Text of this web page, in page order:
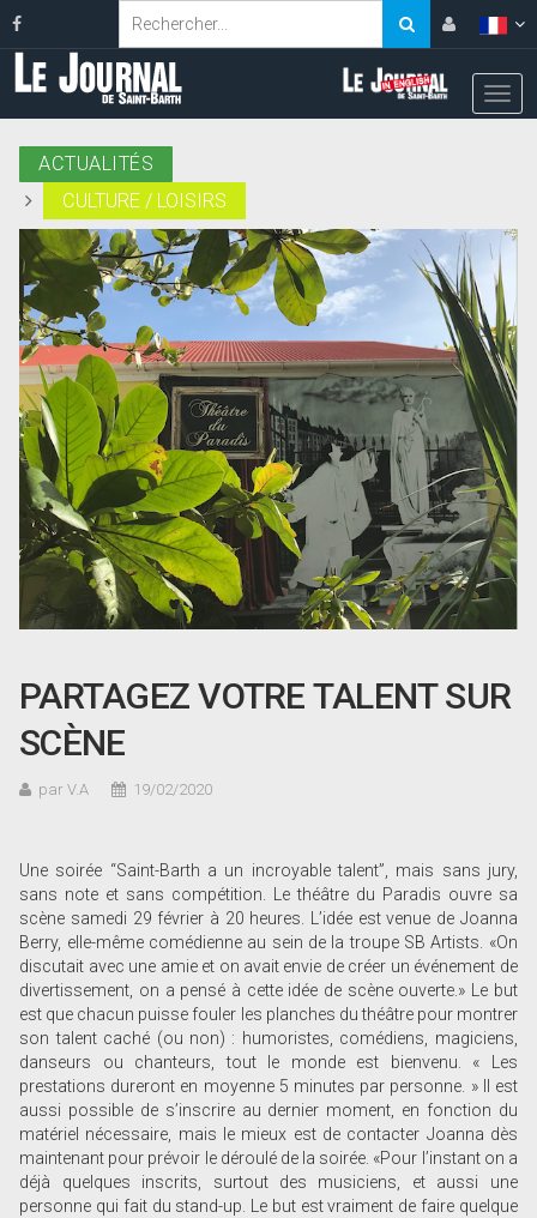
ACTUALITÉS
CULTURE / LOISIRS
PARTAGEZ VOTRE TALENT SUR
SCÈNE
par V.A 19/02/2020
Une soirée “Saint-Barth a un incroyable talent”, mais sans jury,
sans note et sans compétition. Le théâtre du Paradis ouvre sa
scène samedi 29 février à 20 heures. L’idée est venue de Joanna
Berry, elle-même comédienne au sein de la troupe SB Artists. «On
discutait avec une amie et on avait envie de créer un événement de
divertissement, on a pensé à cette idée de scène ouverte.» Le but
est que chacun puisse fouler les planches du théâtre pour montrer
son talent caché (ou non) : humoristes, comédiens, magiciens,
danseurs ou chanteurs, tout le monde est bienvenu. « Les
prestations dureront en moyenne 5 minutes par personne. » Il est
aussi possible de s’inscrire au dernier moment, en fonction du
matériel nécessaire, mais le mieux est de contacter Joanna dès
maintenant pour prévoir le déroulé de la soirée. «Pour l’instant on a
déjà quelques inscrits, surtout des musiciens, et aussi une
personne qui fait du stand-up. Le but est vraiment de faire quelque